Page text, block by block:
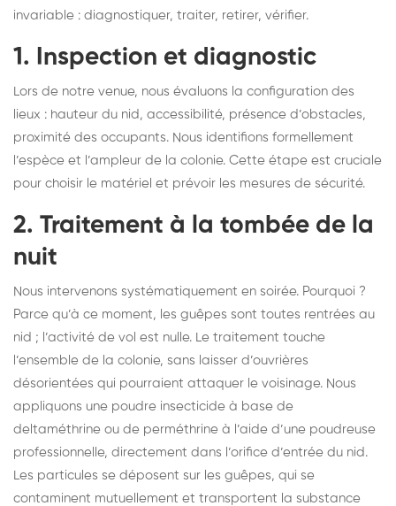
invariable : diagnostiquer, traiter, retirer, vérifier.
1. Inspection et diagnostic
Lors de notre venue, nous évaluons la configuration des
lieux : hauteur du nid, accessibilité, présence d’obstacles,
proximité des occupants. Nous identifions formellement
l’espèce et l’ampleur de la colonie. Cette étape est cruciale
pour choisir le matériel et prévoir les mesures de sécurité.
2. Traitement à la tombée de la
nuit
Nous intervenons systématiquement en soirée. Pourquoi ?
Parce qu’à ce moment, les guêpes sont toutes rentrées au
nid ; l’activité de vol est nulle. Le traitement touche
l’ensemble de la colonie, sans laisser d’ouvrières
désorientées qui pourraient attaquer le voisinage. Nous
appliquons une poudre insecticide à base de
deltaméthrine ou de perméthrine à l’aide d’une poudreuse
professionnelle, directement dans l’orifice d’entrée du nid.
Les particules se déposent sur les guêpes, qui se
contaminent mutuellement et transportent la substance